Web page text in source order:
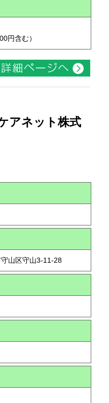
円含む）
アネット株式
山区守山3-11-28